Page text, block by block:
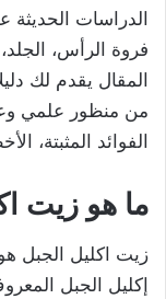
الدراسات الحديثة
فروة الرأس،
المقال يقدم لك
من منظور علمي
الفوائد المثبتة،
ما هو زيت
زيت اكليل الجبل
إكليل الجبل